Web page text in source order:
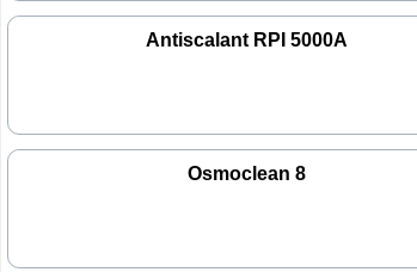
Antiscalant RPI 5000A
Osmoclean 8